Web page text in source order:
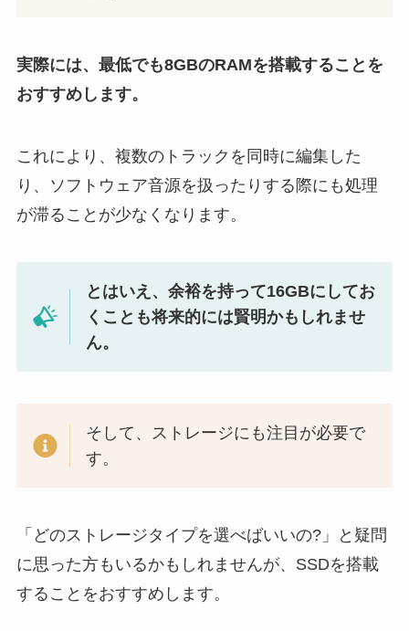
実際には、最低でも8GBのRAMを搭載することを
おすすめします。
これにより、複数のトラックを同時に編集した
り、ソフトウェア音源を扱ったりする際にも処理
が滞ることが少なくなります。
とはいえ、余裕を持って16GBにしてお
くことも将来的には賢明かもしれませ
ん。
そして、ストレージにも注目が必要で
す。
「どのストレージタイプを選べばいいの?」と疑問
に思った方もいるかもしれませんが、SSDを搭載
することをおすすめします。